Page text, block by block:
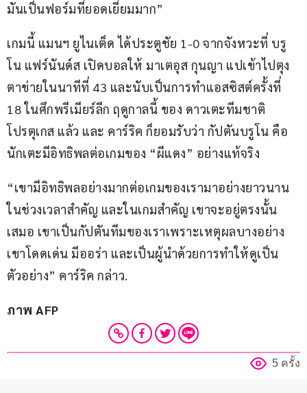
มันเป็นฟอร์มที่ยอดเยี่ยมมาก”
เกมนี้ แมนฯ ยูไนเต็ด ได้ประตูชัย 1-0 จากจังหวะที่ บรู
โน แฟร์นันด์ส เปิดบอลให้ มาเตอุส กุนญา แปเข้าไปตุง
ตาข่ายในนาทีที่ 43 และนับเป็นการทำแอสซิสต์ครั้งที่
18 ในศึกพรีเมียร์ลีก ฤดูกาลนี้ ของ ดาวเตะทีมชาติ
โปรตุเกส แล้ว และ คาร์ริค ก็ยอมรับว่า กัปตันบรูโน คือ
นักเตะมีอิทธิพลต่อเกมของ “ผีแดง” อย่างแท้จริง
“เขามีอิทธิพลอย่างมากต่อเกมของเรามาอย่างยาวนาน
ในช่วงเวลาสำคัญ และในเกมสำคัญ เขาจะอยู่ตรงนั้น
เสมอ เขาเป็นกัปตันทีมของเราเพราะเหตุผลบางอย่าง
เขาโดดเด่น มีออร่า และเป็นผู้นำด้วยการทำให้ดูเป็น
ตัวอย่าง” คาร์ริค กล่าว.
ภาพ AFP
5 ครั้ง